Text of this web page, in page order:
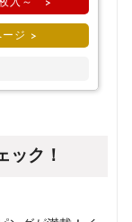
入～ >
ージ >
ック！